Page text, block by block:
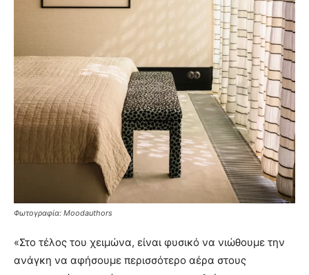
Φωτογραφία: Moodauthors
«Στο τέλος του χειμώνα, είναι φυσικό να νιώθουμε την
ανάγκη να αφήσουμε περισσότερο αέρα στους